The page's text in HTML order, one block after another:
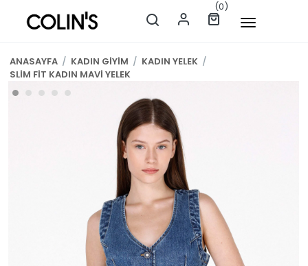
(0)
ANASAYFA / KADIN GİYİM / KADIN YELEK /
SLİM FİT KADIN MAVİ YELEK